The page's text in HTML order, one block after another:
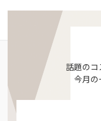
話題のコ
今月の